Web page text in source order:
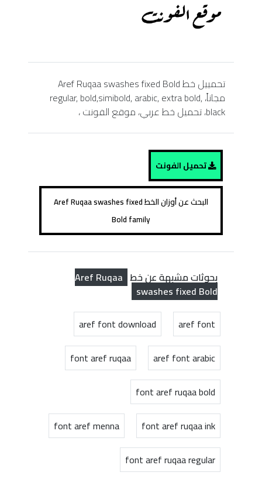
تحمييل خط Aref Ruqaa swashes fixed Bold
مجاناً، regular, bold,simibold, arabic, extra bold,
black، تحميل خط عربي، موقع الفونت ،
تحميل الفونت
البحث عن أوزان الخط Aref Ruqaa swashes fixed
Bold family
بحوثات مشبهة عن خط Aref Ruqaa
swashes fixed Bold
aref font
aref font download
aref font arabic
font aref ruqaa
font aref ruqaa bold
font aref ruqaa ink
font aref menna
font aref ruqaa regular